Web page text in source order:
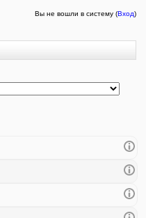
Вы не вошли в систему (Вход)